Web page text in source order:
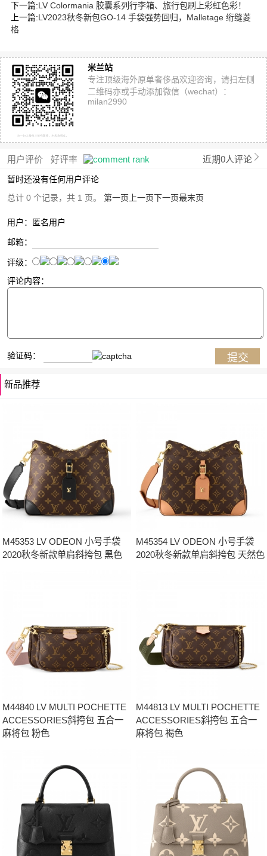
下一篇:LV Colormania 胶囊系列行李箱、旅行包刷上彩虹色彩！
上一篇:LV2023秋冬新包GO-14 手袋强势回归，Malletage 绗缝菱
格
米兰站
专注顶级海外原单奢侈品欢迎咨询，请扫左侧
二维码亦或手动添加微信（wechat）：
milan2990
用户评价 好评率 近期0人评论
暂时还没有任何用户评论
总计 0 个记录，共 1 页。 第一页 上一页下一页最末页
用户：匿名用户
邮箱：
评级：
评论内容：
验证码：
新品推荐
M45353 LV ODEON 小号手袋
2020秋冬新款单肩斜挎包 黑色
M45354 LV ODEON 小号手袋
2020秋冬新款单肩斜挎包 天然色
M44840 LV MULTI POCHETTE
ACCESSORIES斜挎包 五合一
麻将包 粉色
M44813 LV MULTI POCHETTE
ACCESSORIES斜挎包 五合一
麻将包 褐色